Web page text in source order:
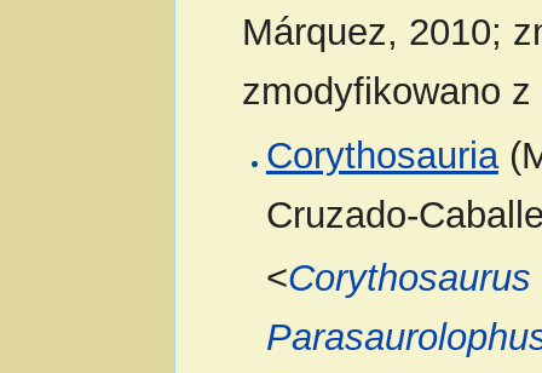
Márquez, 2010;
zmodyfikowano
Corythosauria
Cruzado-
<Corythosaurus